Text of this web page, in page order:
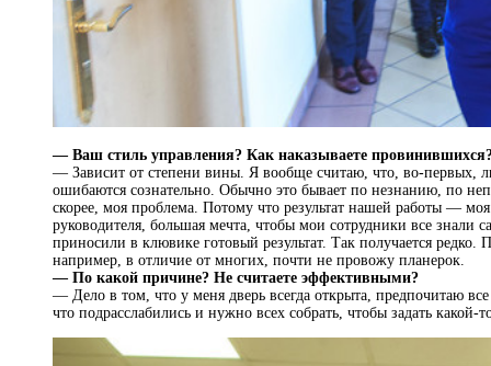
— Ваш стиль управления? Как наказываете
— Зависит от степени вины. Я вообще считаю, что, во‑первых,
ошибаются сознательно. Обычно это бывает по незнанию, по
скорее, моя проблема. Потому что результат нашей работы —
руководителя, большая мечта, чтобы мои сотрудники все знали
приносили в клювике готовый результат. Так получается
например, в отличие от многих, почти не провожу планерок.
— По какой причине? Не считаете эффективными?
— Дело в том, что у меня дверь всегда открыта, предпочитаю
что подрасслабились и нужно всех собрать, чтобы задать какой-